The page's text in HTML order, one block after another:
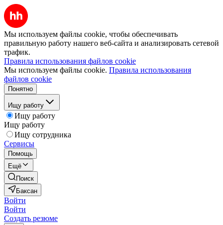
Мы используем файлы cookie, чтобы обеспечивать
правильную работу нашего веб-сайта и анализировать сетевой
трафик.
Правила использования файлов cookie
Мы используем файлы cookie. Правила использования
файлов cookie
Понятно
Ищу работу
Ищу работу
Ищу работу
Ищу сотрудника
Сервисы
Помощь
Ещё
Поиск
Баксан
Войти
Войти
Создать резюме